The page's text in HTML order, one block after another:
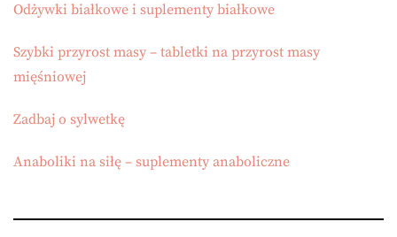
Odżywki białkowe i suplementy białkowe
Szybki przyrost masy – tabletki na przyrost masy
mięśniowej
Zadbaj o sylwetkę
Anaboliki na siłę – suplementy anaboliczne